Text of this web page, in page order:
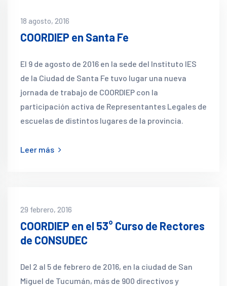
18 agosto, 2016
COORDIEP en Santa Fe
El 9 de agosto de 2016 en la sede del Instituto IES
de la Ciudad de Santa Fe tuvo lugar una nueva
jornada de trabajo de COORDIEP con la
participación activa de Representantes Legales de
escuelas de distintos lugares de la provincia.
Leer más
29 febrero, 2016
COORDIEP en el 53° Curso de Rectores
de CONSUDEC
Del 2 al 5 de febrero de 2016, en la ciudad de San
Miguel de Tucumán, más de 900 directivos y